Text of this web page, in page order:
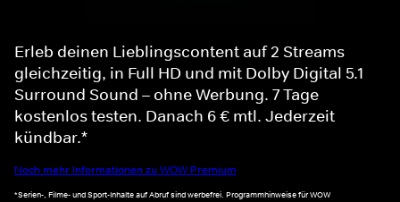
Erleb deinen Lieblingscontent auf 2 Streams
gleichzeitig, in Full HD und mit Dolby Digital 5.1
Surround Sound – ohne Werbung. 7 Tage
kostenlos testen. Danach 6 € mtl. Jederzeit
kündbar.*
Noch mehr Informationen zu WOW Premium
*Serien-, Filme- und Sport-Inhalte auf Abruf sind werbefrei. Programmhinweise für WOW